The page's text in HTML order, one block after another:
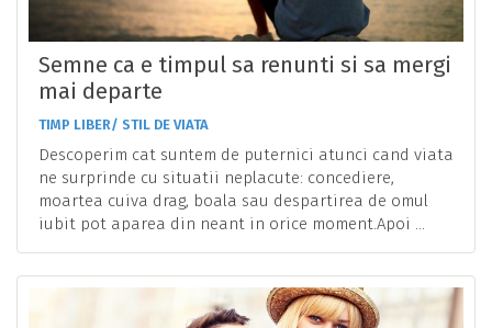
Semne ca e timpul sa renunti si sa mergi
mai departe
TIMP LIBER/ STIL DE VIATA
Descoperim cat suntem de puternici atunci cand viata
ne surprinde cu situatii neplacute: concediere,
moartea cuiva drag, boala sau despartirea de omul
iubit pot aparea din neant in orice moment.Apoi ...